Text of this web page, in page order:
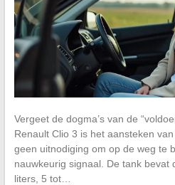
Vergeet de dogma’s van de
Renault Clio 3 is het aansteken
geen uitnodiging om op de weg te
nauwkeurig signaal. De tank bevat
liters, 5 tot…